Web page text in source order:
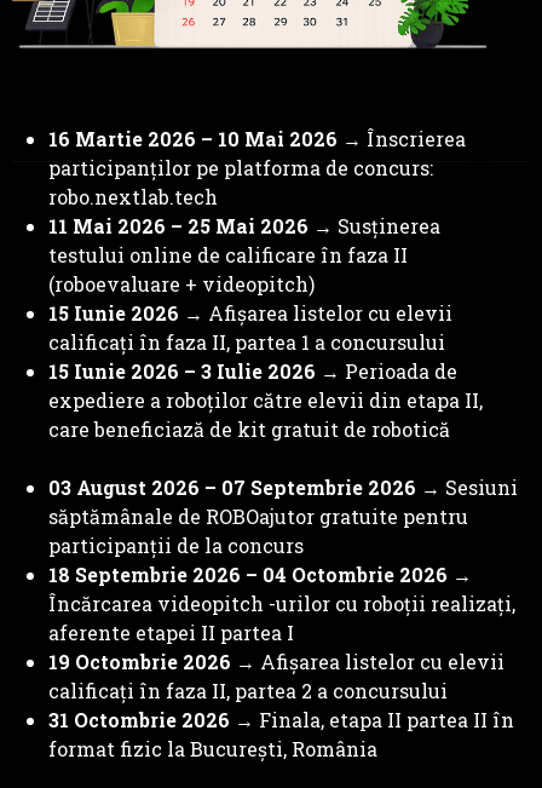
16 Martie 2026 – 10 Mai 2026 → Înscrierea
participanților pe platforma de concurs:
robo.nextlab.tech
11 Mai 2026 – 25 Mai 2026 → Susținerea
testului online de calificare în faza II
(roboevaluare + videopitch)
15 Iunie 2026 → Afișarea listelor cu elevii
calificați în faza II, partea 1 a concursului
15 Iunie 2026 – 3 Iulie 2026 → Perioada de
expediere a roboților către elevii din etapa II,
care beneficiază de kit gratuit de robotică
03 August 2026 – 07 Septembrie 2026 → Sesiuni
săptămânale de ROBOajutor gratuite pentru
participanții de la concurs
18 Septembrie 2026 – 04 Octombrie 2026 →
Încărcarea videopitch -urilor cu roboții realizați,
aferente etapei II partea I
19 Octombrie 2026 → Afișarea listelor cu elevii
calificați în faza II, partea 2 a concursului
31 Octombrie 2026 → Finala, etapa II partea II în
format fizic la București, România